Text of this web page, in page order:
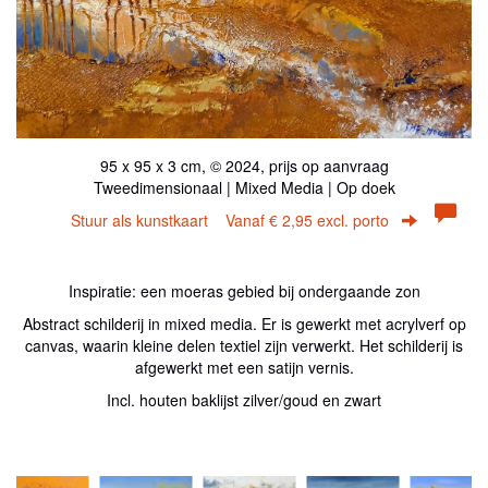
95 x 95 x 3 cm, © 2024, prijs op aanvraag
Tweedimensionaal | Mixed Media | Op doek
Stuur als kunstkaart Vanaf € 2,95 excl. porto
Inspiratie: een moeras gebied bij ondergaande zon
Abstract schilderij in mixed media. Er is gewerkt met acrylverf op
canvas, waarin kleine delen textiel zijn verwerkt. Het schilderij is
afgewerkt met een satijn vernis.
Incl. houten baklijst zilver/goud en zwart